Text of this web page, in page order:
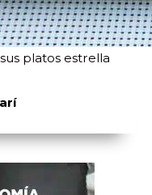
platos estrella